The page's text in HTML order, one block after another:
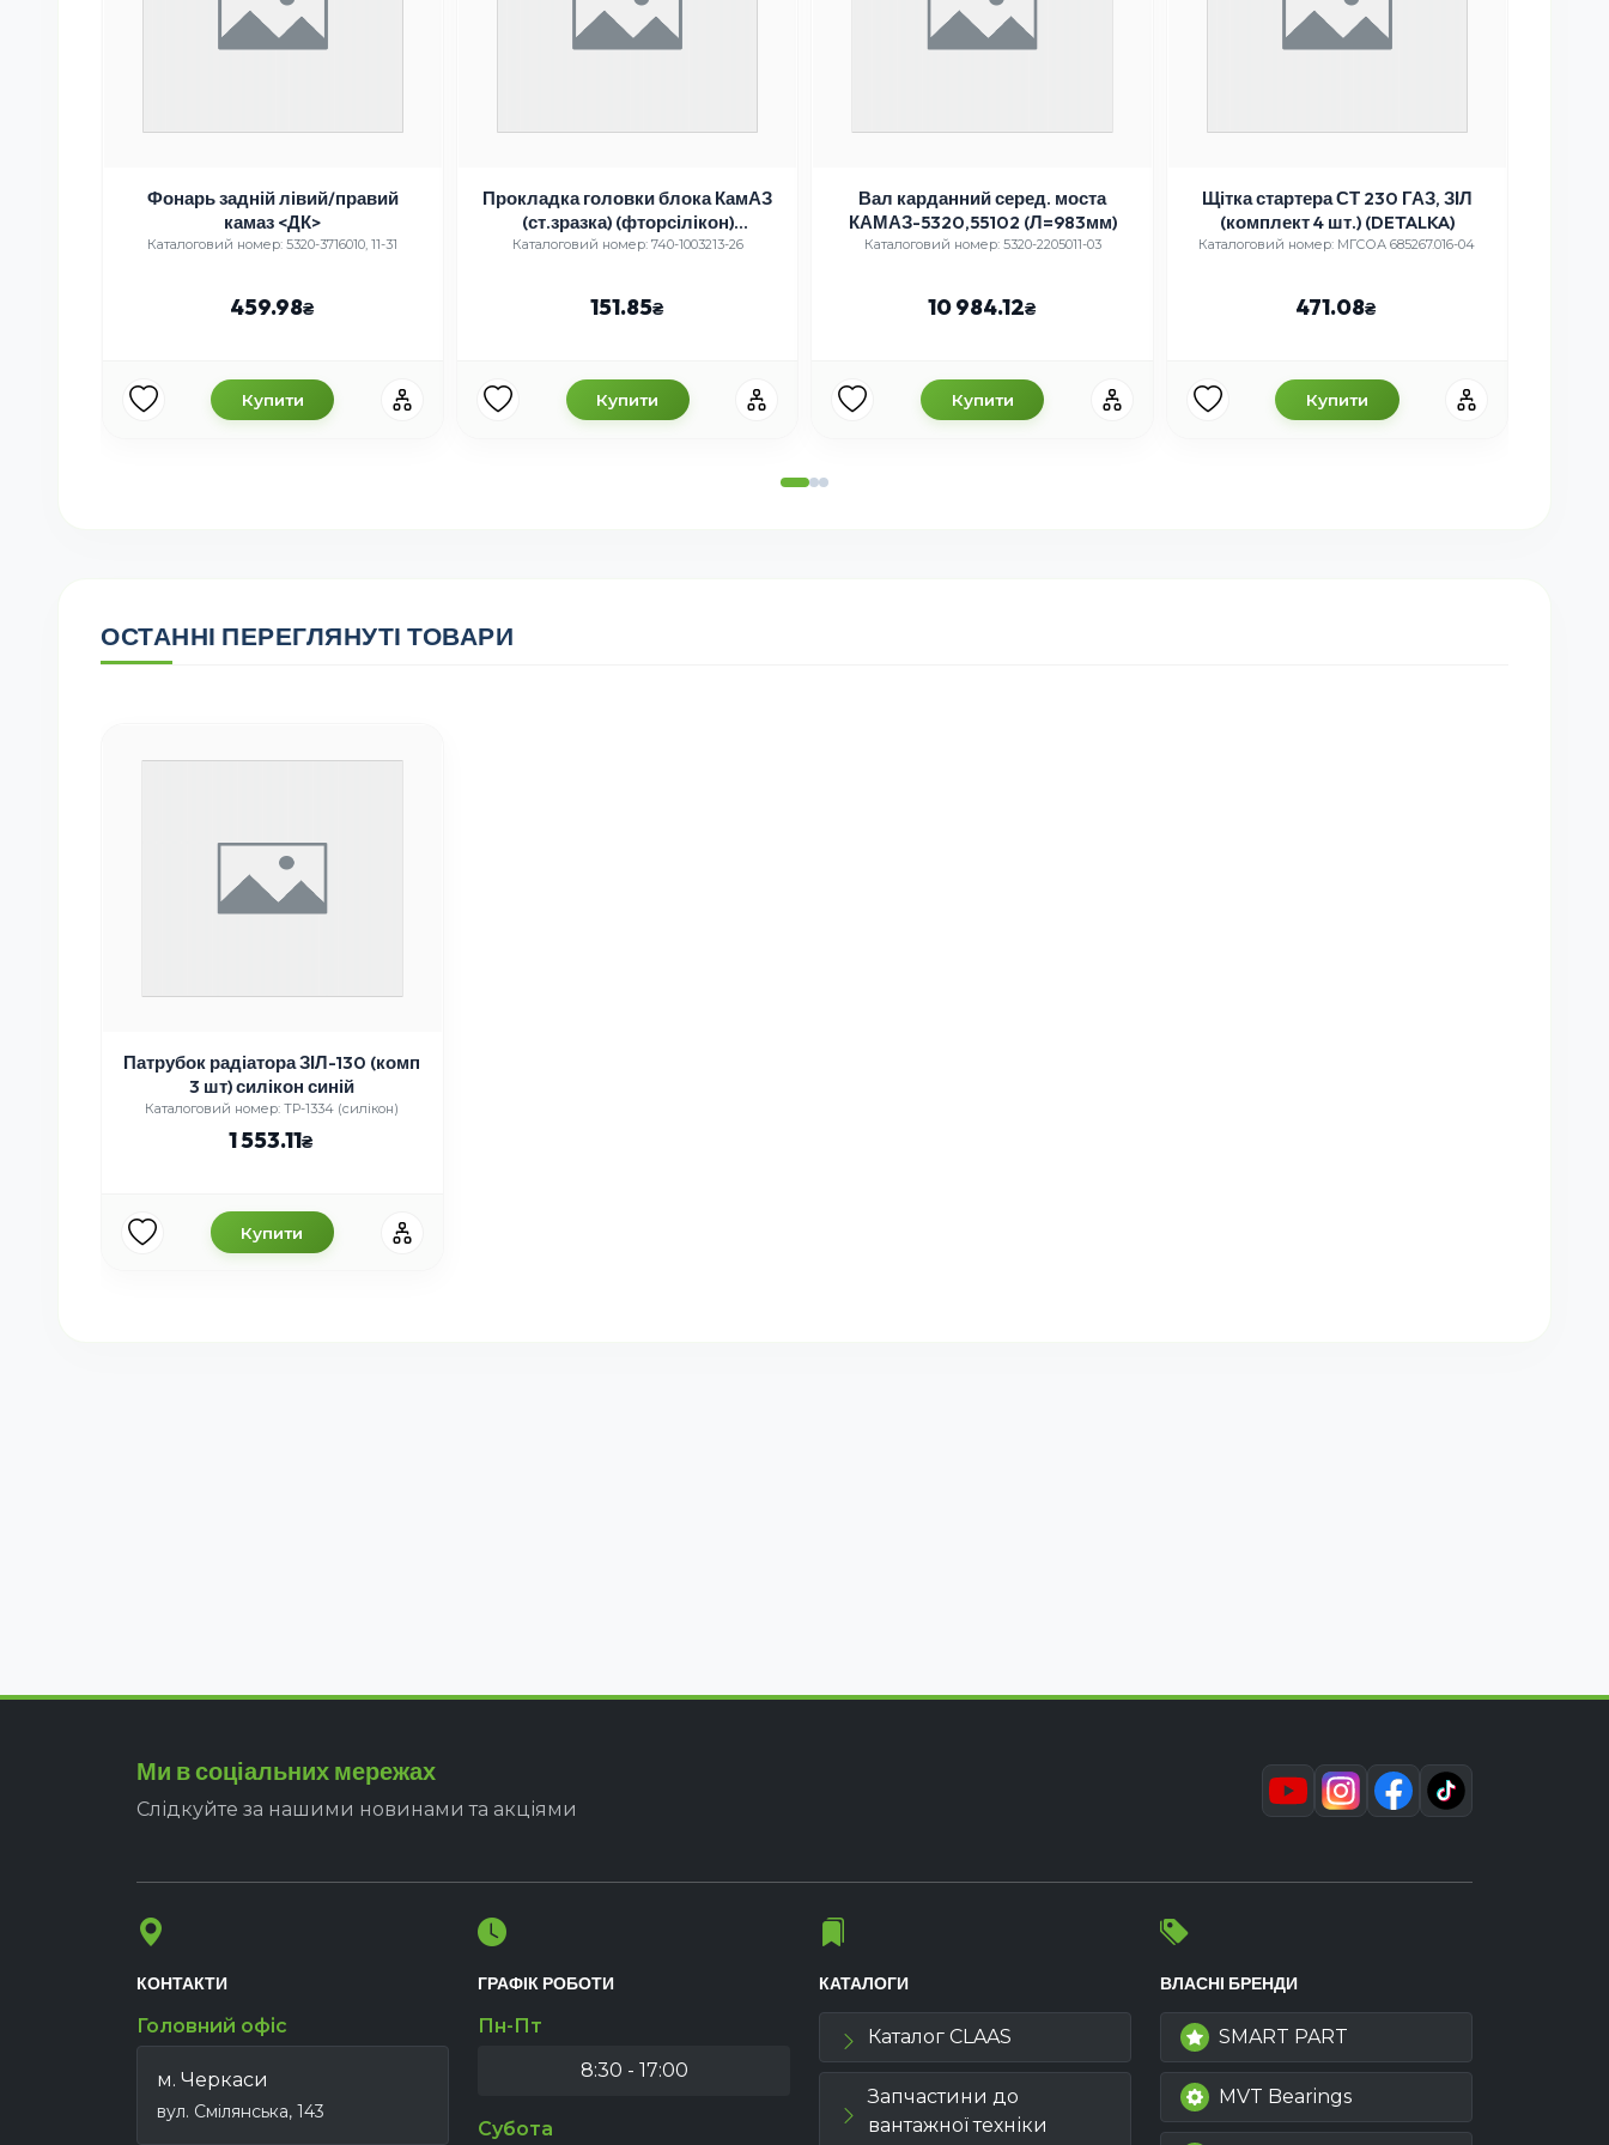
Фонарь задній лівий/правий
камаз <ДК>
Каталоговий номер: 5320-3716010, 11-31
459.98
Купити
Прокладка головки блока КамАЗ
(ст.зразка) (фторсілікон)
(TEMPEST)
Каталоговий номер: 740-1003213-26
151.85
Купити
Вал карданний серед. моста
КАМАЗ-5320,55102 (Л=983мм)
Каталоговий номер: 5320-2205011-03
10 984.12
Купити
Щітка стартера СТ 230 ГАЗ, ЗІЛ
(комплект 4 шт.) (DETALKA)
Каталоговий номер: МГСОА 685267.016-04
471.08
Купити
ОСТАННІ ПЕРЕГЛЯНУТІ ТОВАРИ
Патрубок радіатора ЗІЛ-130 (комп
3 шт) силікон синій
Каталоговий номер: ТР-1334 (силікон)
1 553.11
Купити
Ми в соціальних мережах
Слідкуйте за нашими новинами та акціями
КОНТАКТИ
Головний офіс
м. Черкаси
вул. Смілянська, 143
ГРАФІК РОБОТИ
Пн-Пт
8:30 - 17:00
Субота
КАТАЛОГИ
Каталог CLAAS
Запчастини до
вантажної техніки
ВЛАСНІ БРЕНДИ
SMART PART
MVT Bearings